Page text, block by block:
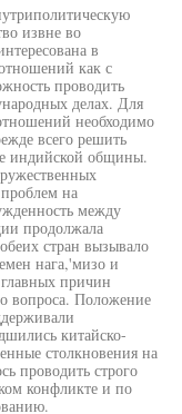
извне во
в
как с
проводить
делах. Для
необходимо
всего решить
индийской общины.
на
между
продолжала
стран вызывало
нага,'мизо и
причин
вопроса. Положение
китайско-
столкновения на
проводить строго
конфликте и по